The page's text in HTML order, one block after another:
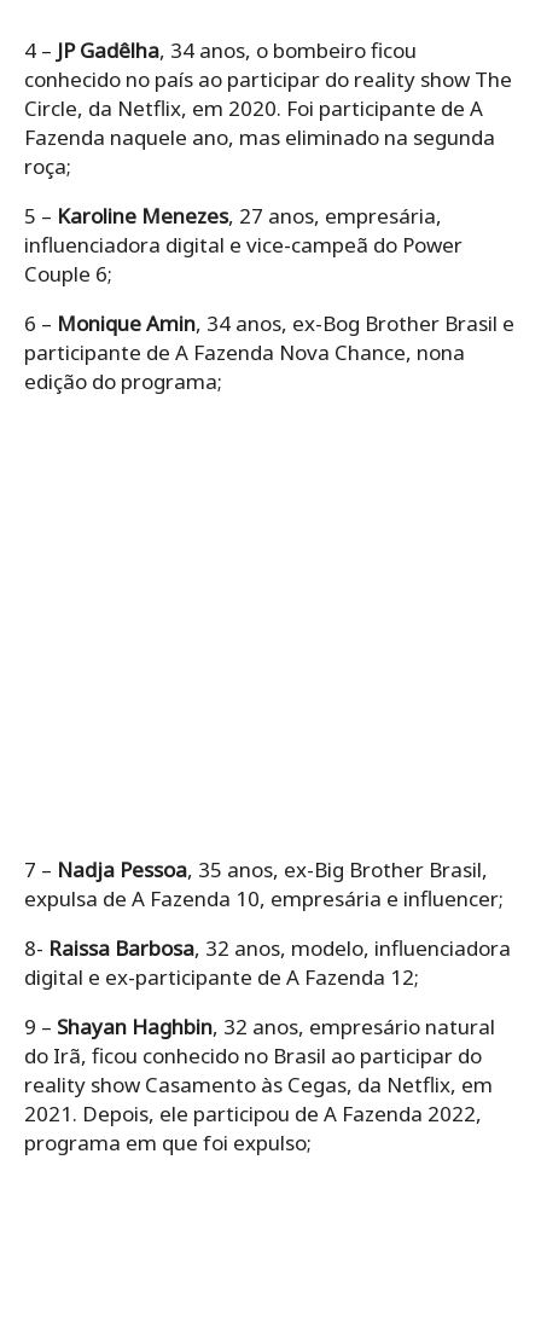
4 – JP Gadêlha, 34 anos, o bombeiro ficou
conhecido no país ao participar do reality show The
Circle, da Netflix, em 2020. Foi participante de A
Fazenda naquele ano, mas eliminado na segunda
roça;
5 – Karoline Menezes, 27 anos, empresária,
influenciadora digital e vice-campeã do Power
Couple 6;
6 – Monique Amin, 34 anos, ex-Bog Brother Brasil e
participante de A Fazenda Nova Chance, nona
edição do programa;
7 – Nadja Pessoa, 35 anos, ex-Big Brother Brasil,
expulsa de A Fazenda 10, empresária e influencer;
8- Raissa Barbosa, 32 anos, modelo, influenciadora
digital e ex-participante de A Fazenda 12;
9 – Shayan Haghbin, 32 anos, empresário natural
do Irã, ficou conhecido no Brasil ao participar do
reality show Casamento às Cegas, da Netflix, em
2021. Depois, ele participou de A Fazenda 2022,
programa em que foi expulso;